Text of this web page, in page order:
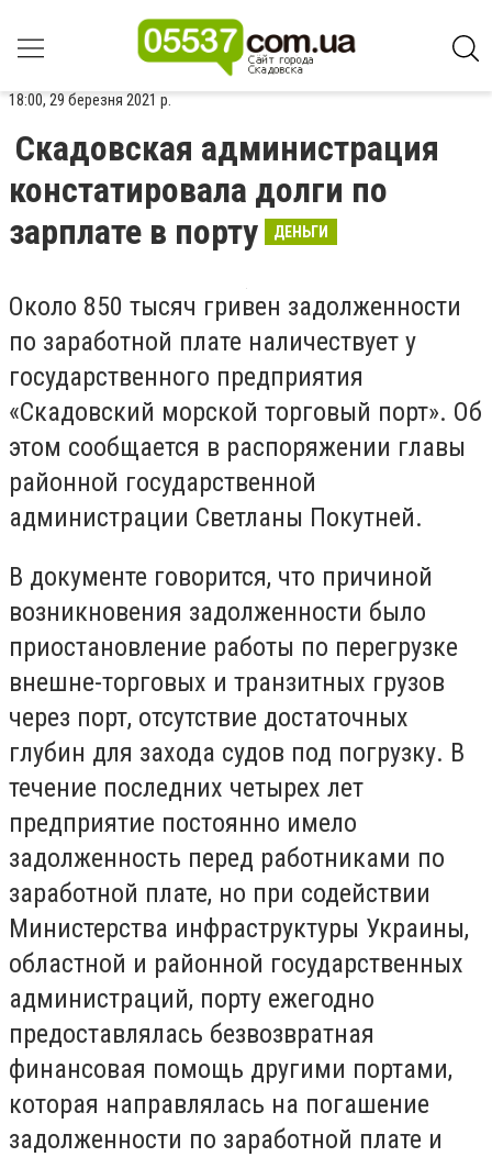
18:00, 29 березня 2021 р.
Скадовская администрация
констатировала долги по
зарплате в порту
ДЕНЬГИ
Около 850 тысяч гривен задолженности
по заработной плате наличествует у
государственного предприятия
«Скадовский морской торговый порт». Об
этом сообщается в распоряжении главы
районной государственной
администрации Светланы Покутней.
В документе говорится, что причиной
возникновения задолженности было
приостановление работы по перегрузке
внешне-торговых и транзитных грузов
через порт, отсутствие достаточных
глубин для захода судов под погрузку. В
течение последних четырех лет
предприятие постоянно имело
задолженность перед работниками по
заработной плате, но при содействии
Министерства инфраструктуры Украины,
областной и районной государственных
администраций, порту ежегодно
предоставлялась безвозвратная
финансовая помощь другими портами,
которая направлялась на погашение
задолженности по заработной плате и